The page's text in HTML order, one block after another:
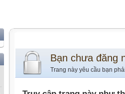
Bạn chưa đăng
Trang này yêu cầu bạn